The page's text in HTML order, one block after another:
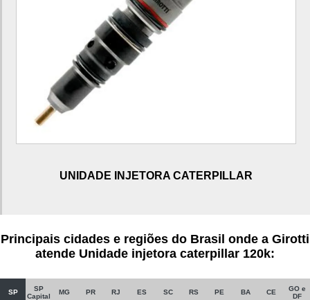
Bico injetor caterpillar 120k
Bico injetor caterpillar 320d
Bico injetor caterpillar 924h
Motor caterpillar
Sistema heui caterpillar
Unidade injetora caterpillar 120k
UNIDADE INJETORA CATERPILLAR
Principais cidades e regiões do Brasil onde a Girotti
atende Unidade injetora caterpillar 120k:
SP
SP
Capital
MG PR RJ ES SC RS PE BA CE
GO e
DF